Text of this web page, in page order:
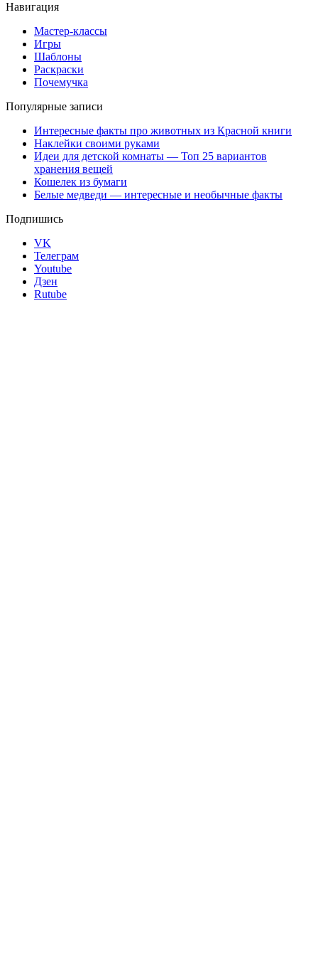
Навигация
Мастер-классы
Игры
Шаблоны
Раскраски
Почемучка
Популярные записи
Интересные факты про животных из Красной книги
Наклейки своими руками
Идеи для детской комнаты — Топ 25 вариантов
хранения вещей
Кошелек из бумаги
Белые медведи — интересные и необычные факты
Подпишись
VK
Телеграм
Youtube
Дзен
Rutube